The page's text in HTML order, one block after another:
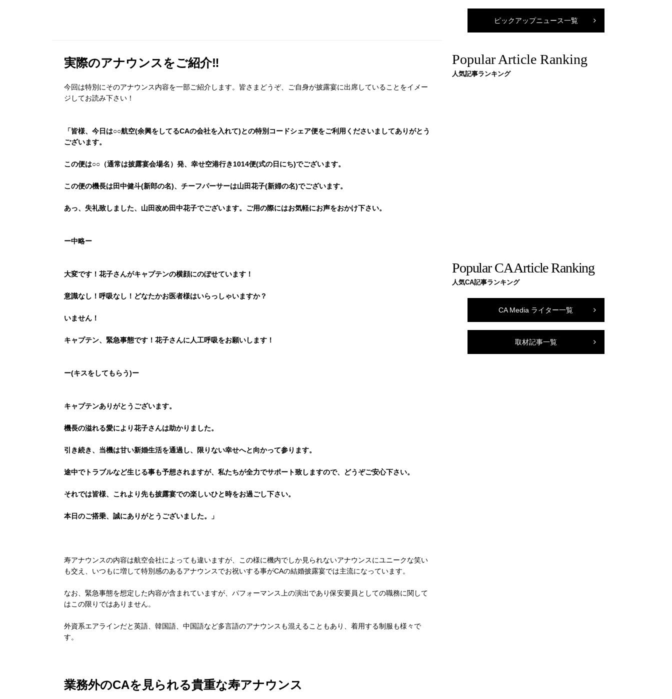
実際のアナウンスをご紹介‼︎
今回は特別にそのアナウンス内容を一部ご紹介します。皆さまどうぞ、ご自身が披露宴に出席していることをイメー
ジしてお読み下さい！
「皆様、今日は○○航空(余興をしてるCAの会社を入れて)との特別コードシェア便をご利用くださいましてありがとう
ございます。
この便は○○（通常は披露宴会場名）発、幸せ空港行き1014便(式の日にち)でございます。
この便の機長は田中健斗(新郎の名)、チーフパーサーは山田花子(新婦の名)でございます。
あっ、失礼致しました、山田改め田中花子でございます。ご用の際にはお気軽にお声をおかけ下さい。
ー中略ー
大変です！花子さんがキャプテンの横顔にのぼせています！
意識なし！呼吸なし！どなたかお医者様はいらっしゃいますか？
いません！
キャプテン、緊急事態です！花子さんに人工呼吸をお願いします！
ー(キスをしてもらう)ー
キャプテンありがとうございます。
機長の溢れる愛により花子さんは助かりました。
引き続き、当機は甘い新婚生活を通過し、限りない幸せへと向かって参ります。
途中でトラブルなど生じる事も予想されますが、私たちが全力でサポート致しますので、どうぞご安心下さい。
それでは皆様、これより先も披露宴での楽しいひと時をお過ごし下さい。
本日のご搭乗、誠にありがとうございました。」
寿アナウンスの内容は航空会社によっても違いますが、この様に機内でしか見られないアナウンスにユニークな笑い
も交え、いつもに増して特別感のあるアナウンスでお祝いする事がCAの結婚披露宴では主流になっています。
なお、緊急事態を想定した内容が含まれていますが、パフォーマンス上の演出であり保安要員としての職務に関して
はこの限りではありません。
外資系エアラインだと英語、韓国語、中国語など多言語のアナウンスも混えることもあり、着用する制服も様々で
す。
業務外のCAを見られる貴重な寿アナウンス
ピックアップニュース一覧
Popular Article Ranking
人気記事ランキング
Popular CA Article Ranking
人気CA記事ランキング
CA Media ライター一覧
取材記事一覧